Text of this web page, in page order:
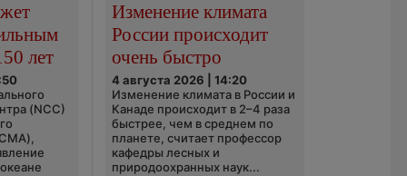
лет
(NCC)
Изменение климата
России происходит
очень быстро
4 августа 2026 | 14:20
Изменение климата в России и
Канаде происходит в 2–4 раза
быстрее, чем в среднем по
планете, считает профессор
кафедры лесных и
природоохранных наук...